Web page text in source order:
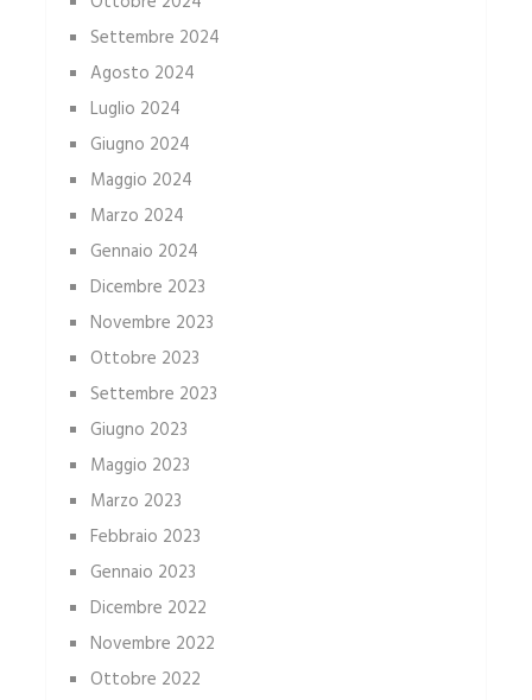
Settembre 2024
Agosto 2024
Luglio 2024
Giugno 2024
Maggio 2024
Marzo 2024
Gennaio 2024
Dicembre 2023
Novembre 2023
Ottobre 2023
Settembre 2023
Giugno 2023
Maggio 2023
Marzo 2023
Febbraio 2023
Gennaio 2023
Dicembre 2022
Novembre 2022
Ottobre 2022